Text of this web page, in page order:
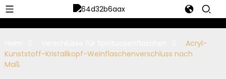
Acryl-
Kunststoff-Kristallkopf-Weinflaschenverschluss nach
Maß